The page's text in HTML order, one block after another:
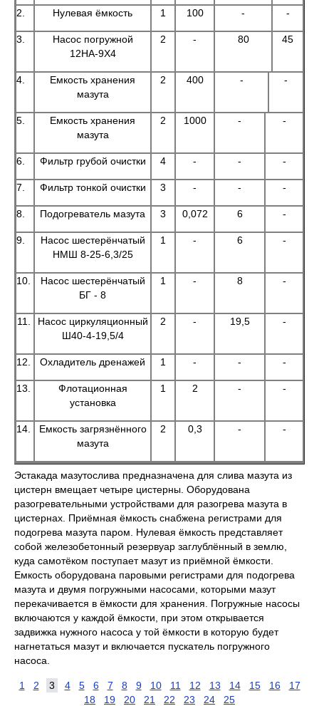
2. Нулевая ёмкость 1 100 - -
3.
Насос погружной
12НА-9Х4
2 - 80 45
4.
Емкость хранения
мазута
2 400 - -
5.
Емкость хранения
мазута
2 1000 - -
6. Фильтр грубой очистки 4 - - -
7. Фильтр тонкой очистки 3 - - -
8. Подогреватель мазута 3 0,072 6 -
9.
Насос шестерёнчатый
НМШ 8-25-6,3/25
1 - 6 -
10.
Насос шестерёнчатый
БГ - 8
1 - 8 -
11.
Насос циркуляционный
Ш40-4-19,5/4
2 - 19,5 -
12. Охладитель дренажей 1 - - -
13.
Флотационная
установка
1 2 - -
14.
Емкость загрязнённого
мазута
2 0,3 - -
Эстакада мазутослива предназначена для слива мазута из
цистерн вмещает четыре цистерны. Оборудована
разогревательными устройствами для разогрева мазута в
цистернах. Приёмная ёмкость снабжена регистрами для
подогрева мазута паром. Нулевая ёмкость представляет
собой железобетонный резервуар заглублённый в землю,
куда самотёком поступает мазут из приёмной ёмкости.
Емкость оборудована паровыми регистрами для подогрева
мазута и двумя погружными насосами, которыми мазут
перекачивается в ёмкости для хранения. Погружные насосы
включаются у каждой ёмкости, при этом открывается
задвижка нужного насоса у той ёмкости в которую будет
нагнетаться мазут и включается пускатель погружного
насоса.
1 2 3 4 5 6 7 8 9 10 11 12 13 14 15 16
17
18
19 20 21 22 23 24 25